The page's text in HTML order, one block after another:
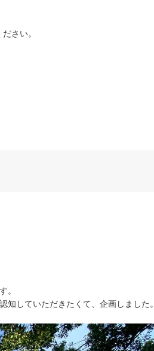
さい。
確認ください。
することとなりました。
。
していただきたくて、企画しました。